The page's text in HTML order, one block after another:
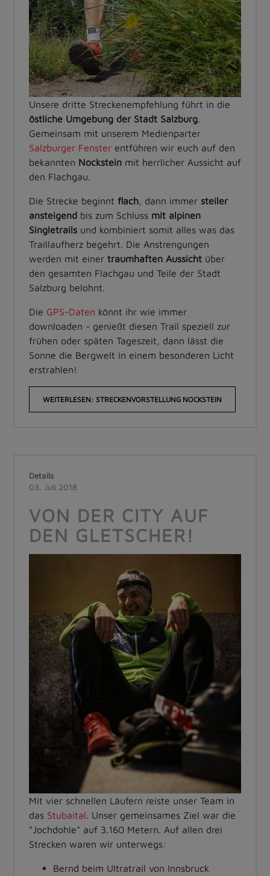
Unsere dritte Streckenempfehlung führt in die
östliche Umgebung der Stadt Salzburg.
Gemeinsam mit unserem Medienparter
Salzburger Fenster entführen wir euch auf den
bekannten Nockstein mit herrlicher Aussicht auf
den Flachgau.
Die Strecke beginnt flach, dann immer steiler
ansteigend bis zum Schluss mit alpinen
Singletrails und kombiniert somit alles was das
Traillaufherz begehrt. Die Anstrengungen
werden mit einer traumhaften Aussicht über
den gesamten Flachgau und Teile der Stadt
Salzburg belohnt.
Die GPS-Daten könnt ihr wie immer
downloaden - genießt diesen Trail speziell zur
frühen oder späten Tageszeit, dann lässt die
Sonne die Bergwelt in einem besonderen Licht
erstrahlen!
WEITERLESEN: STRECKENVORSTELLUNG NOCKSTEIN
Details
03. Juli 2018
VON DER CITY AUF
DEN GLETSCHER!
Mit vier schnellen Läufern reiste unser Team in
das Stubaital. Unser gemeinsames Ziel war die
"Jochdohle" auf 3.160 Metern. Auf allen drei
Strecken waren wir unterwegs:
Bernd beim Ultratrail von Innsbruck